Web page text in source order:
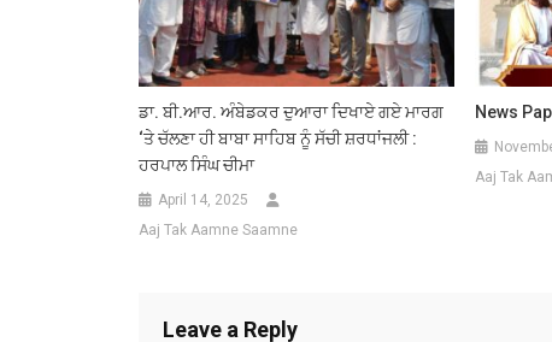
ਡਾ. ਬੀ.ਆਰ. ਅੰਬੇਡਕਰ ਦੁਆਰਾ ਦਿਖਾਏ ਗਏ ਮਾਰਗ
‘ਤੇ ਚੱਲਣਾ ਹੀ ਬਾਬਾ ਸਾਹਿਬ ਨੂੰ ਸੱਚੀ ਸ਼ਰਧਾਂਜਲੀ :
ਹਰਪਾਲ ਸਿੰਘ ਚੀਮਾ
April 14, 2025
Aaj Tak Aamne Saamne
News
Aaj Tak
Leave a Reply